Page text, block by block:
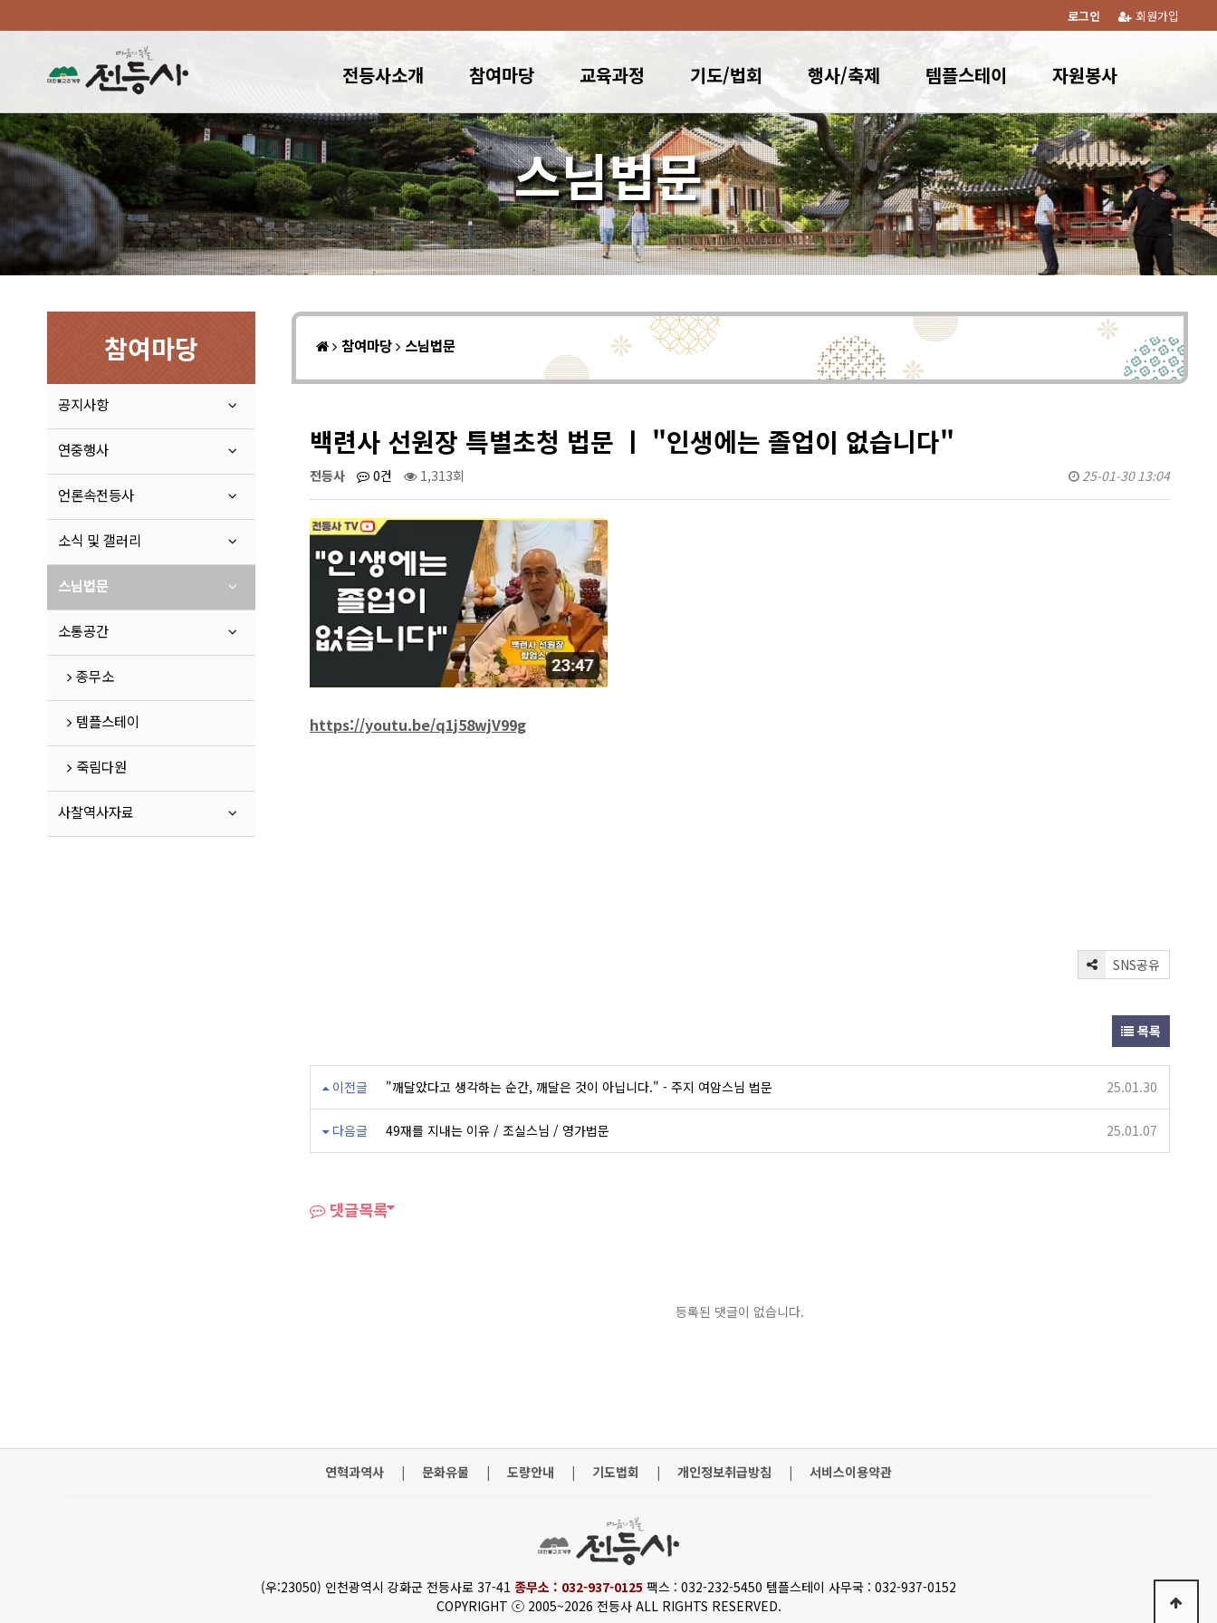
회원가입
로그인
전등사소개 참여마당 교육과정 기도/법회 행사/축제 템플스테이 자원봉사
스님법문
참여마당
공지사항
연중행사
언론속전등사
소식 및 갤러리
스님법문
소통공간
종무소
템플스테이
죽림다원
사찰역사자료
참여마당 스님법문
백련사 선원장 특별초청 법문 ㅣ "인생에는 졸업이 없습니다"
전등사 0건 1,313회 25-01-30 13:04
https://youtu.be/q1j58wjV99g
SNS공유
목록
이전글 "깨달았다고 생각하는 순간, 깨달은 것이 아닙니다." - 주지 여암스님 법문 25.01.30
다음글 49재를 지내는 이유 / 조실스님 / 영가법문 25.01.07
댓글목록
등록된 댓글이 없습니다.
연혁과역사 | 문화유물 | 도량안내 | 기도법회 | 개인정보취급방침 | 서비스이용약관
(우:23050) 인천광역시 강화군 전등사로 37-41 종무소 : 032-937-0125 팩스 : 032-232-5450 템플스테이 사무국 : 032-937-0152
COPYRIGHT ⓒ 2005~2026 전등사 ALL RIGHTS RESERVED.